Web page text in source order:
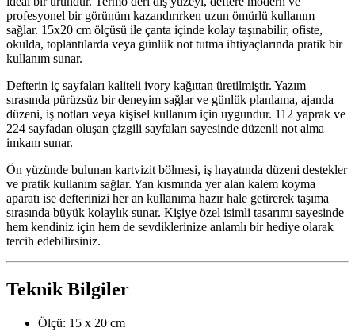
profesyonel bir görünüm kazandırırken uzun ömürlü kullanım
sağlar. 15x20 cm ölçüsü ile çanta içinde kolay taşınabilir, ofiste,
okulda, toplantılarda veya günlük not tutma ihtiyaçlarında pratik bir
kullanım sunar.
Defterin iç sayfaları kaliteli ivory kağıttan üretilmiştir. Yazım
sırasında pürüzsüz bir deneyim sağlar ve günlük planlama, ajanda
düzeni, iş notları veya kişisel kullanım için uygundur. 112 yaprak ve
224 sayfadan oluşan çizgili sayfaları sayesinde düzenli not alma
imkanı sunar.
Ön yüzünde bulunan kartvizit bölmesi, iş hayatında düzeni destekler
ve pratik kullanım sağlar. Yan kısmında yer alan kalem koyma
aparatı ise defterinizi her an kullanıma hazır hale getirerek taşıma
sırasında büyük kolaylık sunar. Kişiye özel isimli tasarımı sayesinde
hem kendiniz için hem de sevdiklerinize anlamlı bir hediye olarak
tercih edebilirsiniz.
Teknik Bilgiler
Ölçü: 15 x 20 cm